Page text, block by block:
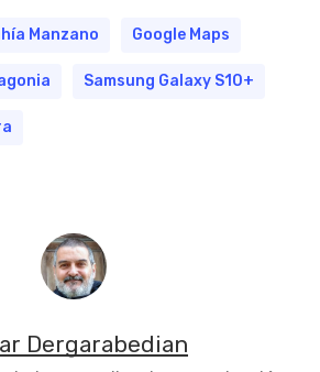
Manzano Google Maps
Samsung Galaxy S10+
Dergarabedian